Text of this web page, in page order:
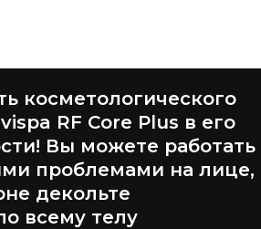
косметологического
RF Core Plus в его
Вы можете работать
проблемами на лице,
декольте
всему телу